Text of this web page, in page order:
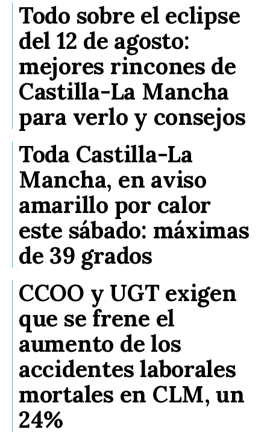
Todo sobre el eclipse
del 12 de agosto:
mejores rincones de
Castilla-La Mancha
para verlo y consejos
Toda Castilla-La
Mancha, en aviso
amarillo por calor
este sábado: máximas
de 39 grados
CCOO y UGT exigen
que se frene el
aumento de los
accidentes laborales
mortales en CLM, un
24%